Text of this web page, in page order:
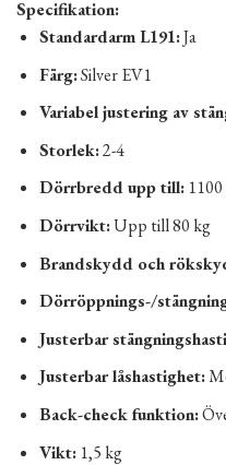
Specifikation:
Standardarm L191:Ja
Färg:Silver EV1
Variabel justering av
Storlek:2-4
Dörrbredd upp till:1100
Dörrvikt:Upp till 80 kg
Brandskydd och
Dörröppnings-/
Justerbar
Justerbar låshastighet:
Back-check funktion:
Vikt:1,5 kg